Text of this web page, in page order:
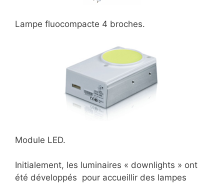
Lampe fluocompacte 4 broches.
Module LED.
Initialement, les luminaires « downlights » ont
été développés pour accueillir des lampes